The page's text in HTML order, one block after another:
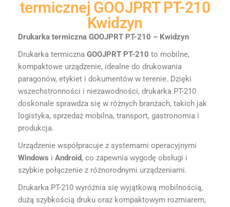
termicznej GOOJPRT PT-210
Kwidzyn
Drukarka termiczna GOOJPRT PT-210 – Kwidzyn
Drukarka termiczna GOOJPRT PT-210 to mobilne,
kompaktowe urządzenie, idealne do drukowania
paragonów, etykiet i dokumentów w terenie. Dzięki
wszechstronności i niezawodności, drukarka PT-210
doskonale sprawdza się w różnych branżach, takich jak
logistyka, sprzedaż mobilna, transport, gastronomia i
produkcja.
Urządzenie współpracuje z systemami operacyjnymi
Windows i Android, co zapewnia wygodę obsługi i
szybkie połączenie z różnorodnymi urządzeniami.
Drukarka PT-210 wyróżnia się wyjątkową mobilnością,
dużą szybkością druku oraz kompaktowym rozmiarem,